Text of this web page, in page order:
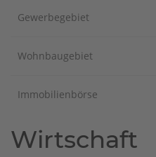
Gewerbegebiet
Wohnbaugebiet
Immobilienbörse
Wirtschaft